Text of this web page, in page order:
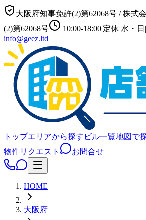
大阪府知事免許(2)第62068号 /株式
(2)第62068号
10:00-18:00|定休 水・日 |
info@geez.ltd
トップエリアから探す ビル一覧地図で
物件リクエスト
お問合せ
HOME
大阪府